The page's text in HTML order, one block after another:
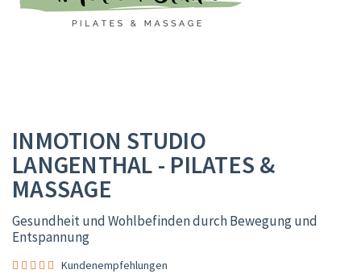
INMOTION STUDIO
LANGENTHAL - PILATES &
MASSAGE
Gesundheit und Wohlbefinden durch Bewegung und
Entspannung
Kundenempfehlungen